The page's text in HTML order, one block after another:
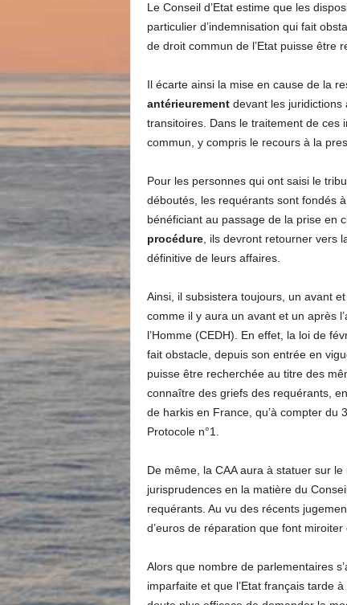
Le Conseil d’Etat estime que les
particulier d’indemnisation qui fait
de droit commun de l’Etat puisse être
Il écarte ainsi la mise en cause de la
antérieurement devant les juridictions
transitoires. Dans le traitement de ces
commun, y compris le recours à la
Pour les personnes qui ont saisi le
déboutés, les requérants sont fondés
bénéficiant au passage de la prise en
procédure, ils devront retourner vers
définitive de leurs affaires.
Ainsi, il subsistera toujours, un avant
comme il y aura un avant et un après
l’Homme (CEDH). En effet, la loi de
fait obstacle, depuis son entrée en
puisse être recherchée au titre des
connaître des griefs des requérants,
de harkis en France, qu’à compter du
Protocole n°1.
De même, la CAA aura à statuer sur
jurisprudences en la matière du
requérants. Au vu des récents
d’euros de réparation que font miroiter
Alors que nombre de parlementaires
imparfaite et que l’Etat français tarde